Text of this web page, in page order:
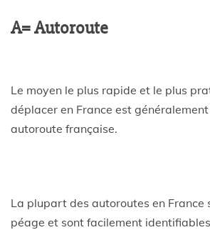
A= Autoroute
Le moyen le plus rapide et le plus
déplacer en France est généralement
autoroute française.
La plupart des autoroutes en France
péage et sont facilement